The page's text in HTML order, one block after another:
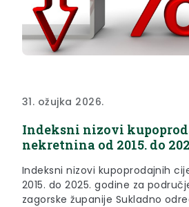
31. ožujka 2026.
Indeksni nizovi
nekretnina od 2015. do
Indeksni nizovi kupoprodajnih
2015. do 2025. godine za
zagorske županije Sukladno